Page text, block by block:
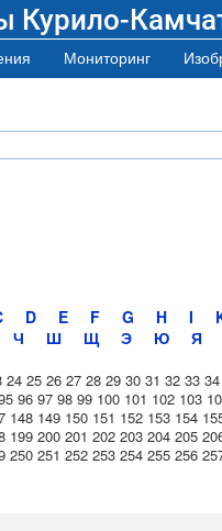
Курило-
Мониторинг
D E F G H I
Ч Ш Щ Э Ю Я
24 25 26 27 28 29 30 31 32 33 34
96 97 98 99 100 101 102 103
148 149 150 151 152 153 154
199 200 201 202 203 204 205
250 251 252 253 254 255 256